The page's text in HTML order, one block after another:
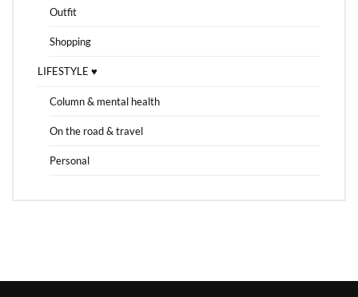
Outfit
Shopping
LIFESTYLE ♥
Column & mental health
On the road & travel
Personal